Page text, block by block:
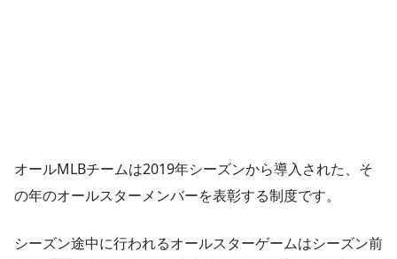
オールMLBチームは2019年シーズンから導入された、そ
の年のオールスターメンバーを表彰する制度です。
シーズン途中に行われるオールスターゲームはシーズン前